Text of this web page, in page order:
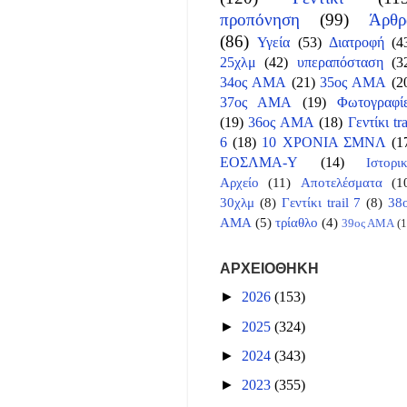
προπόνηση
(99)
(86) Υγεία (53) Διατροφή
25χλμ (42) υπεραπόσταση
34ος ΑΜΑ (21) 35ος ΑΜΑ
37ος ΑΜΑ
(19)
(19) 36ος ΑΜΑ (18) Γεντίκι
6 (18) 10 ΧΡΟΝΙΑ ΣΜΝΛ
ΕΟΣΛΜΑ-Υ
(14)
Αρχείο
(11) Αποτελέσματα
30χλμ (8) Γεντίκι trail 7 (8)
ΑΜΑ (5) τρίαθλο (4) 39ος ΑΜΑ
ΑΡΧΕΙΟΘΗΚΗ
► 2026 (153)
► 2025 (324)
► 2024 (343)
► 2023 (355)